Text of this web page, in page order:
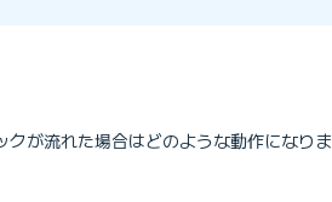
が流れた場合はどのような動作になりま